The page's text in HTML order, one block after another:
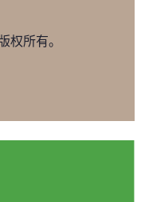
权所有。